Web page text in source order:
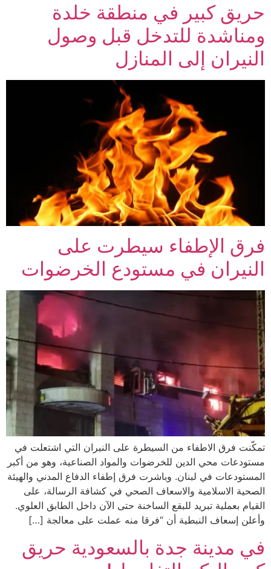
حريق كبير في منطقة خلدة
ومناشدة للتدخل قبل وصول
النيران إلى المنازل
فرق الإطفاء سيطرت على
النيران في مستودع الخرضوات
تمكّنت فرق الاطفاء من السيطرة على النيران التي اشتعلت في
مستودعات محي الدين للخرضوات والمواد الصناعية، وهو من أكبر
المستودعات في لبنان. وباشرت فرق إطفاء الدفاع المدني والهيئة
الصحية الاسلامية والاسعاف الصحي في كشافة الرسالة، على
القيام بعملية تبريد للبقع الساخنة حتى الآن داخل الطابق العلوي.
وأعلن إسعاف النبطية أن “فرقا منه عملت على معالجة […]
في مدينة جدة بالسعودية حريق